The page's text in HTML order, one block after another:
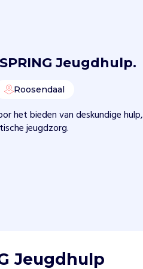
Jeugdhulp.
Roosendaal
het bieden van deskundige hulp,
jeugdzorg.
Jeugdhulp